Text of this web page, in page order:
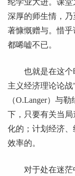
深厚的师生情，
著慷慨赠与。惜
都唏嘘不已。
也就是在这
主义经济理论论
（O.Langer）与
下，只要有关当
化的；计划经济
效率的。
对于处在迷